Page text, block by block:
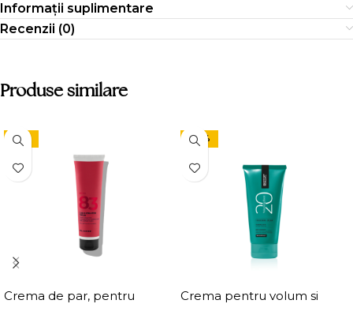
Informații suplimentare
Recenzii (0)
Produse similare
-15%
Crema de par, pentru
-24%
Crema pentru volum si